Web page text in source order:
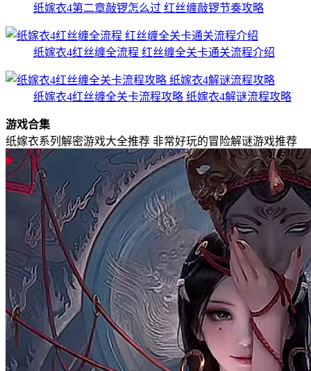
纸嫁衣4第二章敲锣怎么过 红丝缠敲锣节奏攻略
纸嫁衣4红丝缠全流程 红丝缠全关卡通关流程介绍
纸嫁衣4红丝缠全关卡流程攻略 纸嫁衣4解谜流程攻略
游戏合集
纸嫁衣系列解密游戏大全推荐 非常好玩的冒险解谜游戏推荐